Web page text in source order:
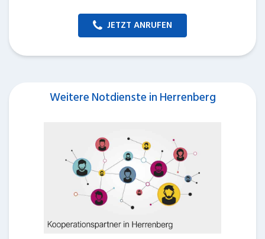
JETZT ANRUFEN
Weitere Notdienste in Herrenberg